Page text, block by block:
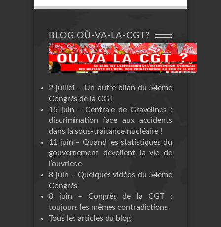
BLOG OÙ-VA-LA-CGT?
2 juillet – Un autre bilan du 54ème
Congrès de la CGT
15 juin – Centrale de Gravelines :
discrimination face aux accidents
dans la sous-traitance nucléaire !
11 juin – Quand les statistiques du
gouvernement dévoilent la vie de
l’ouvrier.e
8 juin – Quelques vidéos du 54ème
Congrès
8 juin – Congrès de la CGT :
toujours les mêmes contradictions
Tous les articles du blog